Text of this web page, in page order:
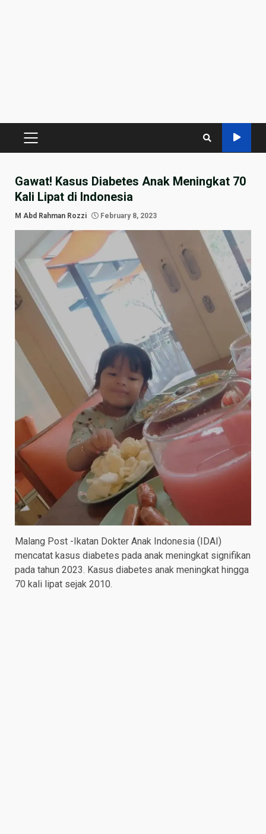
PRIMARY
Gawat! Kasus Diabetes Anak Meningkat 70
Kali Lipat di Indonesia
M Abd Rahman Rozzi February 8, 2023
Malang Post -Ikatan Dokter Anak Indonesia (IDAI)
mencatat kasus diabetes pada anak meningkat signifikan
pada tahun 2023. Kasus diabetes anak meningkat hingga
70 kali lipat sejak 2010.